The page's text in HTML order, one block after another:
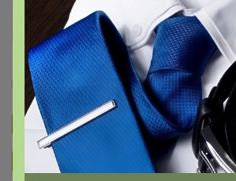
Перейти к текущей закупке
Артемида
Подписаться на закупку 893
Подписаться на организатора 1.7K